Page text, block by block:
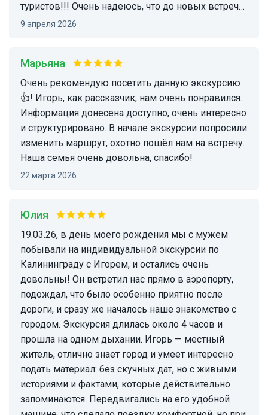
туристов!!! Очень надеюсь, что до новых встреч…
9 апреля 2026
Марьяна
Очень рекомендую посетить данную экскурсию
👍! Игорь, как рассказчик, нам очень понравился.
Информация донесена доступно, очень интересно
и структурировано. В начале экскурсии попросили
изменить маршрут, охотно пошёл нам на встречу.
Наша семья очень довольна, спасибо!
22 марта 2026
Юлия
19.03.26, в день моего рождения мы с мужем
побывали на индивидуальной экскурсии по
Калининграду с Игорем, и остались очень
довольны! Он встретил нас прямо в аэропорту,
подождал, что было особенно приятно после
дороги, и сразу же началось наше знакомство с
городом. Экскурсия длилась около 4 часов и
прошла на одном дыхании. Игорь — местный
житель, отлично знает город и умеет интересно
подать материал: без скучных дат, но с живыми
историями и фактами, которые действительно
запоминаются. Передвигались на его удобной